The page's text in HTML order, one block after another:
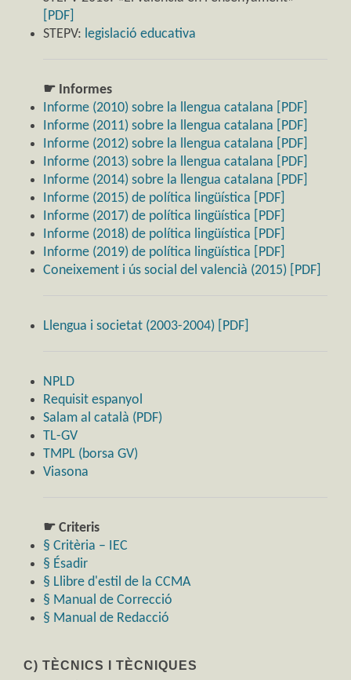
[PDF]
STEPV: legislació educativa
☛ Informes
Informe (2010) sobre la llengua catalana [PDF]
Informe (2011) sobre la llengua catalana [PDF]
Informe (2012) sobre la llengua catalana [PDF]
Informe (2013) sobre la llengua catalana [PDF]
Informe (2014) sobre la llengua catalana [PDF]
Informe (2015) de política lingüística [PDF]
Informe (2017) de política lingüística [PDF]
Informe (2018) de política lingüística [PDF]
Informe (2019) de política lingüística [PDF]
Coneixement i ús social del valencià (2015) [PDF]
Llengua i societat (2003-2004) [PDF]
NPLD
Requisit espanyol
Salam al català (PDF)
TL-GV
TMPL (borsa GV)
Viasona
☛ Criteris
§ Critèria – IEC
§ Ésadir
§ Llibre d'estil de la CCMA
§ Manual de Correcció
§ Manual de Redacció
C) TÈCNICS I TÈCNIQUES